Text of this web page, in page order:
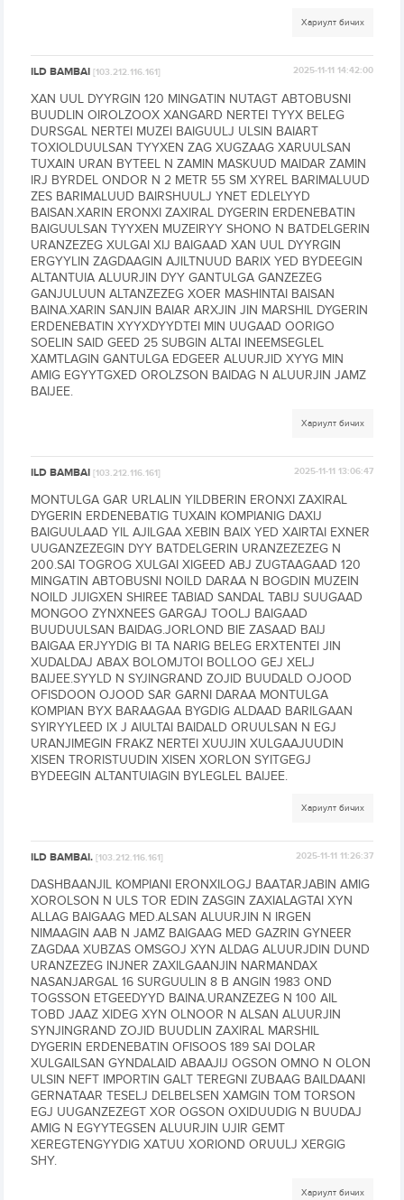
Хариулт бичих
ILD BAMBAI[103.212.116.161] 2025-11-11 14:42:00
XAN UUL DYYRGIN 120 MINGATIN NUTAGT ABTOBUSNI
BUUDLIN OIROLZOOX XANGARD NERTEI TYYX BELEG
DURSGAL NERTEI MUZEI BAIGUULJ ULSIN BAIART
TOXIOLDUULSAN TYYXEN ZAG XUGZAAG XARUULSAN
TUXAIN URAN BYTEEL N ZAMIN MASKUUD MAIDAR ZAMIN
IRJ BYRDEL ONDOR N 2 METR 55 SM XYREL BARIMALUUD
ZES BARIMALUUD BAIRSHUULJ YNET EDLELYYD
BAISAN.XARIN ERONXI ZAXIRAL DYGERIN ERDENEBATIN
BAIGUULSAN TYYXEN MUZEIRYY SHONO N BATDELGERIN
URANZEZEG XULGAI XIJ BAIGAAD XAN UUL DYYRGIN
ERGYYLIN ZAGDAAGIN AJILTNUUD BARIX YED BYDEEGIN
ALTANTUIA ALUURJIN DYY GANTULGA GANZEZEG
GANJULUUN ALTANZEZEG XOER MASHINTAI BAISAN
BAINA.XARIN SANJIN BAIAR ARXJIN JIN MARSHIL DYGERIN
ERDENEBATIN XYYXDYYDTEI MIN UUGAAD OORIGO
SOELIN SAID GEED 25 SUBGIN ALTAI INEEMSEGLEL
XAMTLAGIN GANTULGA EDGEER ALUURJID XYYG MIN
AMIG EGYYTGXED OROLZSON BAIDAG N ALUURJIN JAMZ
BAIJEE.
Хариулт бичих
ILD BAMBAI[103.212.116.161] 2025-11-11 13:06:47
MONTULGA GAR URLALIN YILDBERIN ERONXI ZAXIRAL
DYGERIN ERDENEBATIG TUXAIN KOMPIANIG DAXIJ
BAIGUULAAD YIL AJILGAA XEBIN BAIX YED XAIRTAI EXNER
UUGANZEZEGIN DYY BATDELGERIN URANZEZEZEG N
200.SAI TOGROG XULGAI XIGEED ABJ ZUGTAAGAAD 120
MINGATIN ABTOBUSNI NOILD DARAA N BOGDIN MUZEIN
NOILD JIJIGXEN SHIREE TABIAD SANDAL TABIJ SUUGAAD
MONGOO ZYNXNEES GARGAJ TOOLJ BAIGAAD
BUUDUULSAN BAIDAG.JORLOND BIE ZASAAD BAIJ
BAIGAA ERJYYDIG BI TA NARIG BELEG ERXTENTEI JIN
XUDALDAJ ABAX BOLOMJTOI BOLLOO GEJ XELJ
BAIJEE.SYYLD N SYJINGRAND ZOJID BUUDALD OJOOD
OFISDOON OJOOD SAR GARNI DARAA MONTULGA
KOMPIAN BYX BARAAGAA BYGDIG ALDAAD BARILGAAN
SYIRYYLEED IX J AIULTAI BAIDALD ORUULSAN N EGJ
URANJIMEGIN FRAKZ NERTEI XUUJIN XULGAAJUUDIN
XISEN TRORISTUUDIN XISEN XORLON SYITGEGJ
BYDEEGIN ALTANTUIAGIN BYLEGLEL BAIJEE.
Хариулт бичих
ILD BAMBAI.[103.212.116.161] 2025-11-11 11:26:37
DASHBAANJIL KOMPIANI ERONXILOGJ BAATARJABIN AMIG
XOROLSON N ULS TOR EDIN ZASGIN ZAXIALAGTAI XYN
ALLAG BAIGAAG MED.ALSAN ALUURJIN N IRGEN
NIMAAGIN AAB N JAMZ BAIGAAG MED GAZRIN GYNEER
ZAGDAA XUBZAS OMSGOJ XYN ALDAG ALUURJDIN DUND
URANZEZEG INJNER ZAXILGAANJIN NARMANDAX
NASANJARGAL 16 SURGUULIN 8 B ANGIN 1983 OND
TOGSSON ETGEEDYYD BAINA.URANZEZEG N 100 AIL
TOBD JAAZ XIDEG XYN OLNOOR N ALSAN ALUURJIN
SYNJINGRAND ZOJID BUUDLIN ZAXIRAL MARSHIL
DYGERIN ERDENEBATIN OFISOOS 189 SAI DOLAR
XULGAILSAN GYNDALAID ABAAJIJ OGSON OMNO N OLON
ULSIN NEFT IMPORTIN GALT TEREGNI ZUBAAG BAILDAANI
GERNATAAR TESELJ DELBELSEN XAMGIN TOM TORSON
EGJ UUGANZEZEGT XOR OGSON OXIDUUDIG N BUUDAJ
AMIG N EGYYTEGSEN ALUURJIN UJIR GEMT
XEREGTENGYYDIG XATUU XORIOND ORUULJ XERGIG
SHY.
Хариулт бичих